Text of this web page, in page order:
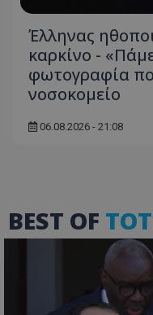
Έλληνας
καρκίνο -
φωτογραφία
νοσοκομείο
06.08.2026 - 21:08
BEST OF